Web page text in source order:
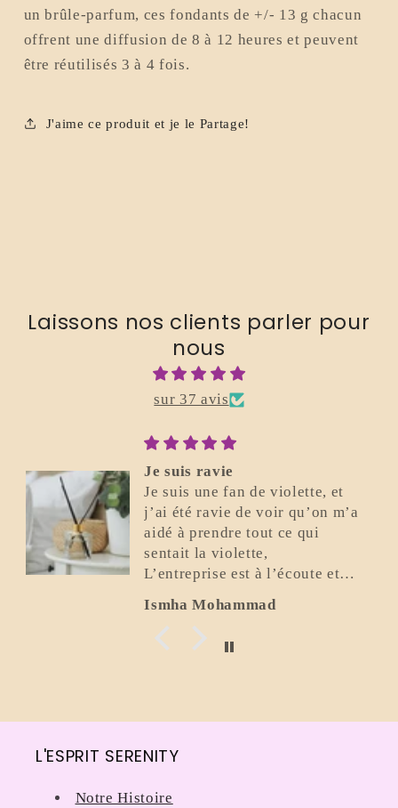
un brûle-parfum, ces fondants de +/- 13 g chacun
offrent une diffusion de 8 à 12 heures et peuvent
être réutilisés 3 à 4 fois.
J'aime ce produit et je le Partage!
Laissons nos clients parler pour
nous
sur 37 avis
Parfait
Excellent. Je recommande.
Flavio Bonomo
L'ESPRIT SERENITY
Notre Histoire